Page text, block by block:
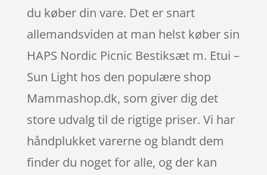
du køber din vare. Det er snart
allemandsviden at man helst køber sin
HAPS Nordic Picnic Bestiksæt m. Etui –
Sun Light hos den populære shop
Mammashop.dk, som giver dig det
store udvalg til de rigtige priser. Vi har
håndplukket varerne og blandt dem
finder du noget for alle, og der kan